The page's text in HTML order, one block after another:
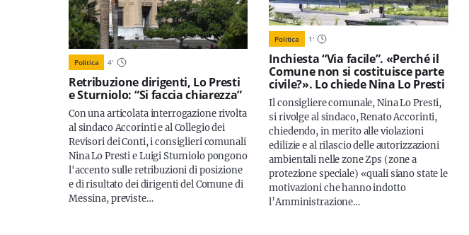
Politica 4'
Retribuzione dirigenti, Lo Presti
e Sturniolo: “Si faccia chiarezza”
Con una articolata interrogazione rivolta
al sindaco Accorinti e al Collegio dei
Revisori dei Conti, i consiglieri comunali
Nina Lo Presti e Luigi Sturniolo pongono
l'accento sulle retribuzioni di posizione
e di risultato dei dirigenti del Comune di
Messina, previste…
Politica 1'
Inchiesta “Via facile”. «Perché il
Comune non si costituisce parte
civile?». Lo chiede Nina Lo Presti
Il consigliere comunale, Nina Lo Presti,
si rivolge al sindaco, Renato Accorinti,
chiedendo, in merito alle violazioni
edilizie e al rilascio delle autorizzazioni
ambientali nelle zone Zps (zone a
protezione speciale) «quali siano state le
motivazioni che hanno indotto
l’Amministrazione…